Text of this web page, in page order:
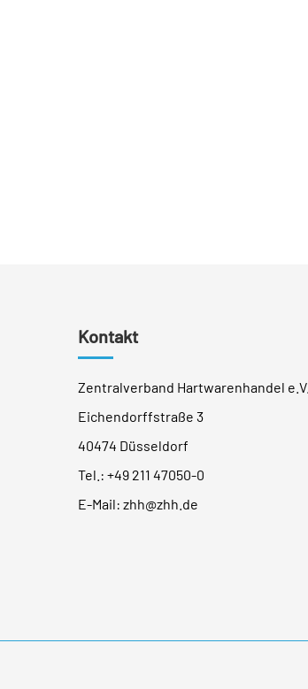
Kontakt
Zentralverband Hartwarenhandel e.V.
Eichendorffstraße 3
40474 Düsseldorf
Tel.:+49 211 47050-0
E-Mail:zhh@zhh.de